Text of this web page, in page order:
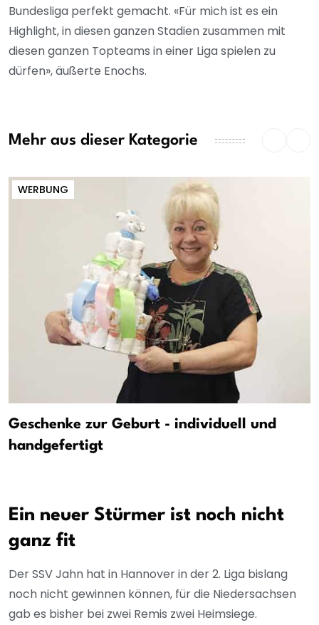
Bundesliga perfekt gemacht. «Für mich ist es ein
Highlight, in diesen ganzen Stadien zusammen mit
diesen ganzen Topteams in einer Liga spielen zu
dürfen», äußerte Enochs.
Mehr aus dieser Kategorie
WERBUNG
Geschenke zur Geburt - individuell und
handgefertigt
Ein neuer Stürmer ist noch nicht
ganz fit
Der SSV Jahn hat in Hannover in der 2. Liga bislang
noch nicht gewinnen können, für die Niedersachsen
gab es bisher bei zwei Remis zwei Heimsiege.